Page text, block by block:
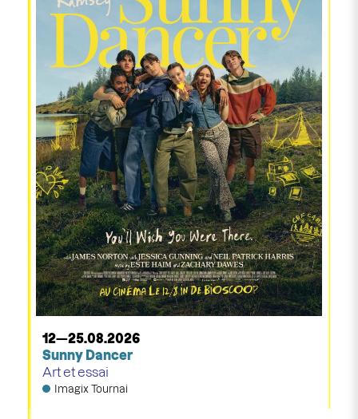
12—25.08.2026
Sunny Dancer
Art et essai
Imagix Tournai